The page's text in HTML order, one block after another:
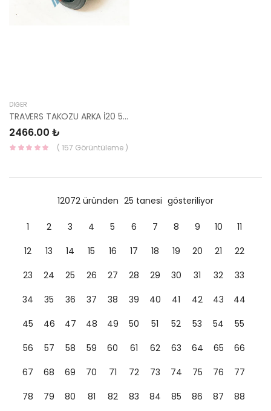
DIĞER
TRAVERS TAKOZU ARKA İ20 55160-1J200-HMC
2466.00 ₺
( 157 Görüntüleme )
12072 üründen 25 tanesi gösteriliyor
1 2 3 4 5 6 7 8 9 10
11
12
13 14 15 16 17 18 19 20 21
22
23
24 25 26 27 28 29 30 31 32
33
34
35 36 37 38 39 40 41 42 43
44
45
46 47 48 49 50 51 52 53 54
55
56
57 58 59 60 61 62 63 64 65
66
67
68 69 70 71 72 73 74 75 76
77
78
79 80 81 82 83 84 85 86 87
88